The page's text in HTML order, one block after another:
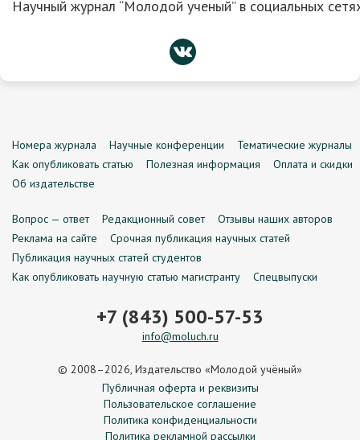
Научный журнал “Молодой ученый” в социальных
Номера журнала Научные конференции
Тематические журналы
Как опубликовать статью
Полезная информация
Оплата и скидки
Об издательстве
Вопрос — ответ Редакционный совет
Отзывы наших авторов
Реклама на сайте
Срочная публикация научных статей
Публикация научных статей студентов
Как опубликовать научную статью магистранту
Спецвыпуски
+7 (843) 500-57-53
info@moluch.ru
© 2008–2026, Издательство «Молодой учёный»
Публичная оферта и реквизиты
Пользовательское соглашение
Политика конфиденциальности
Политика рекламной рассылки